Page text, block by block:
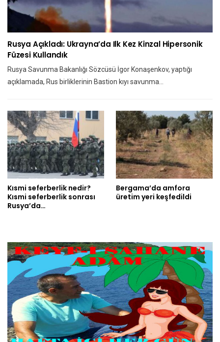
Rusya Açıkladı: Ukrayna’da Ilk Kez Kinzal Hipersonik
Füzesi Kullandık
Rusya Savunma Bakanlığı Sözcüsü İgor Konaşenkov, yaptığı
açıklamada, Rus birliklerinin Bastion kıyı savunma…
Kısmi seferberlik nedir?
Kısmi seferberlik sonrası
Rusya’da…
Bergama’da amfora
üretim yeri keşfedildi